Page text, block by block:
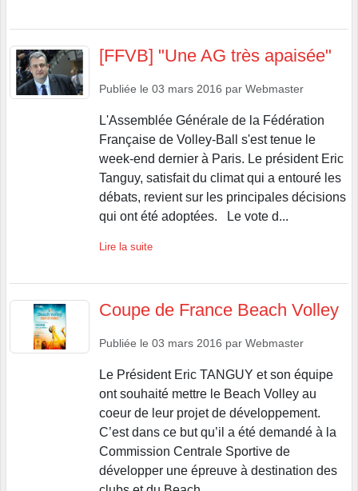
[FFVB] "Une AG très apaisée"
Publiée le 03 mars 2016 par Webmaster
L'Assemblée Générale de la Fédération
Française de Volley-Ball s'est tenue le
week-end dernier à Paris. Le président Eric
Tanguy, satisfait du climat qui a entouré les
débats, revient sur les principales décisions
qui ont été adoptées. Le vote d...
Lire la suite
Coupe de France Beach Volley
Publiée le 03 mars 2016 par Webmaster
Le Président Eric TANGUY et son équipe
ont souhaité mettre le Beach Volley au
coeur de leur projet de développement.
C’est dans ce but qu’il a été demandé à la
Commission Centrale Sportive de
développer une épreuve à destination des